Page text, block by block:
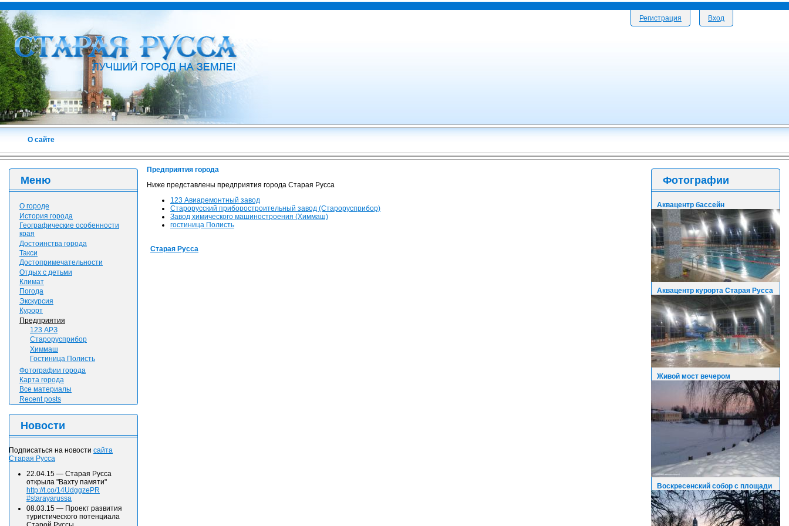
Регистрация Вход
О сайте
Предприятия города
Ниже представлены предприятия города Старая Русса
123 Авиаремонтный завод
Старорусский приборостроительный завод (Старорусприбор)
Завод химического машиностроения (Химмаш)
гостиница Полисть
Старая Русса
Меню
О городе
История города
Географические особенности
края
Достоинства города
Такси
Достопримечательности
Отдых с детьми
Климат
Погода
Экскурсия
Курорт
Предприятия
123 АРЗ
Старорусприбор
Химмаш
Гостиница Полисть
Фотографии города
Карта города
Все материалы
Recent posts
Новости
Подписаться на новости сайта
Старая Русса
22.04.15 — Старая Русса
открыла "Вахту памяти"
http://t.co/14UdggzePR
#starayarussa
08.03.15 — Проект развития
туристического потенциала
Фотографии
Аквацентр бассейн
Аквацентр курорта Старая Русса
Живой мост вечером
Воскресенский собор с площади